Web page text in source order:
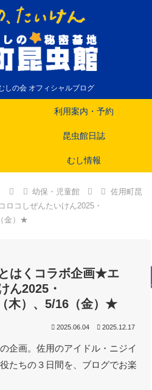
しの会 オフィシャルブログ
利用案内・予約
昆虫館日誌
むし情報
幼保・児童館
佐用町昆
コしぜんたいけん2025・
金）★
はくコラボ企画★エ
ん2025・
木）、5/16（金）★
2025.06.04 2025.12.17
企画。佐用のアイドル・ニジイ
たちの３日間を、ブログでお楽